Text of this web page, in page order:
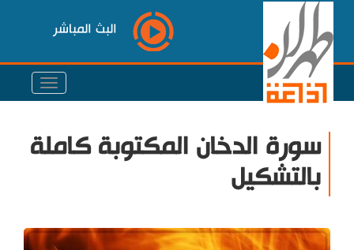
البث المباشر
سورة الدخان المكتوبة كاملة
بالتشكيل